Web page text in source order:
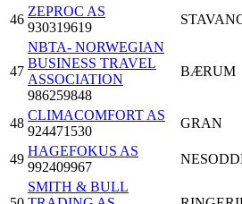
46
ZEPROC AS
930319619
47
NBTA- NORWEGIAN
BUSINESS TRAVEL
ASSOCIATION
986259848
BÆRUM
48
CLIMACOMFORT AS
924471530
GRAN
49
HAGEFOKUS AS
992409967
SMITH & BULL